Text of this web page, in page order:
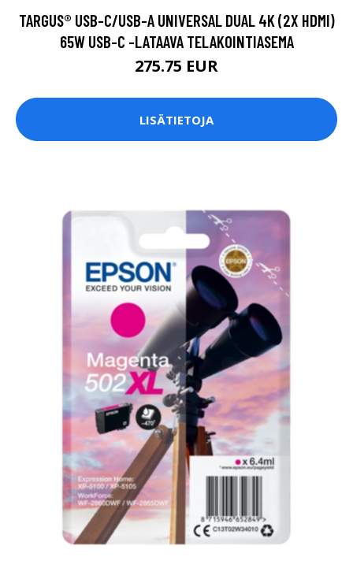
TARGUS® USB-C/USB-A UNIVERSAL DUAL 4K (2X HDMI)
65W USB-C -LATAAVA TELAKOINTIASEMA
275.75 EUR
LISÄTIETOJA